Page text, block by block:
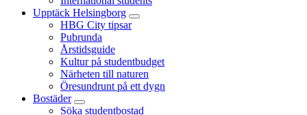
Upptäck Helsingborg
HBG City tipsar
Pubrunda
Årstidsguide
Kultur på studentbudget
Närheten till naturen
Öresundrunt på ett dygn
Bostäder
Söka studentbostad